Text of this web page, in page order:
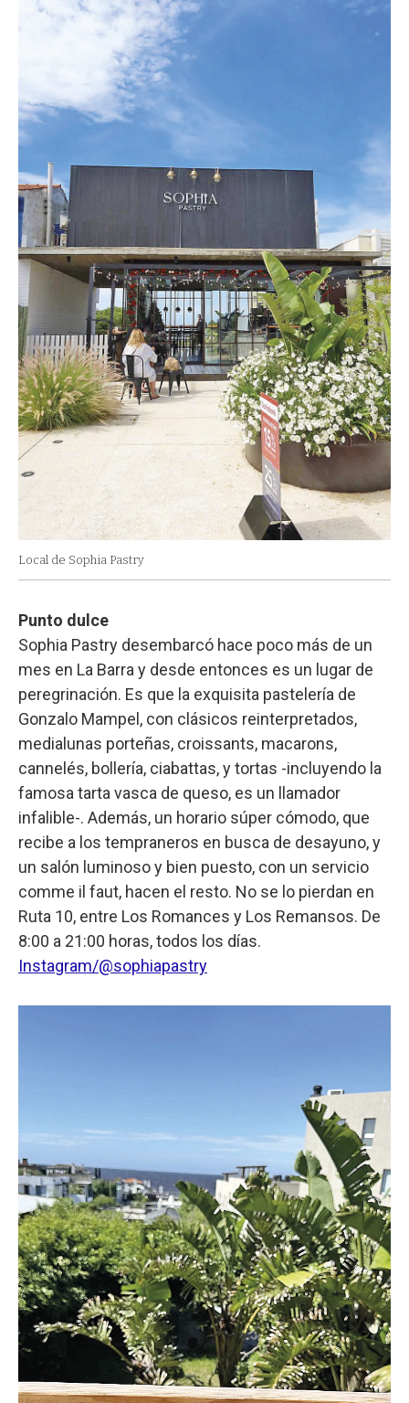
Local de Sophia Pastry
Punto dulce
Sophia Pastry desembarcó hace poco más de un
mes en La Barra y desde entonces es un lugar de
peregrinación. Es que la exquisita pastelería de
Gonzalo Mampel, con clásicos reinterpretados,
medialunas porteñas, croissants, macarons,
cannelés, bollería, ciabattas, y tortas -incluyendo la
famosa tarta vasca de queso, es un llamador
infalible-. Además, un horario súper cómodo, que
recibe a los tempraneros en busca de desayuno, y
un salón luminoso y bien puesto, con un servicio
comme il faut, hacen el resto. No se lo pierdan en
Ruta 10, entre Los Romances y Los Remansos. De
8:00 a 21:00 horas, todos los días.
Instagram/@sophiapastry